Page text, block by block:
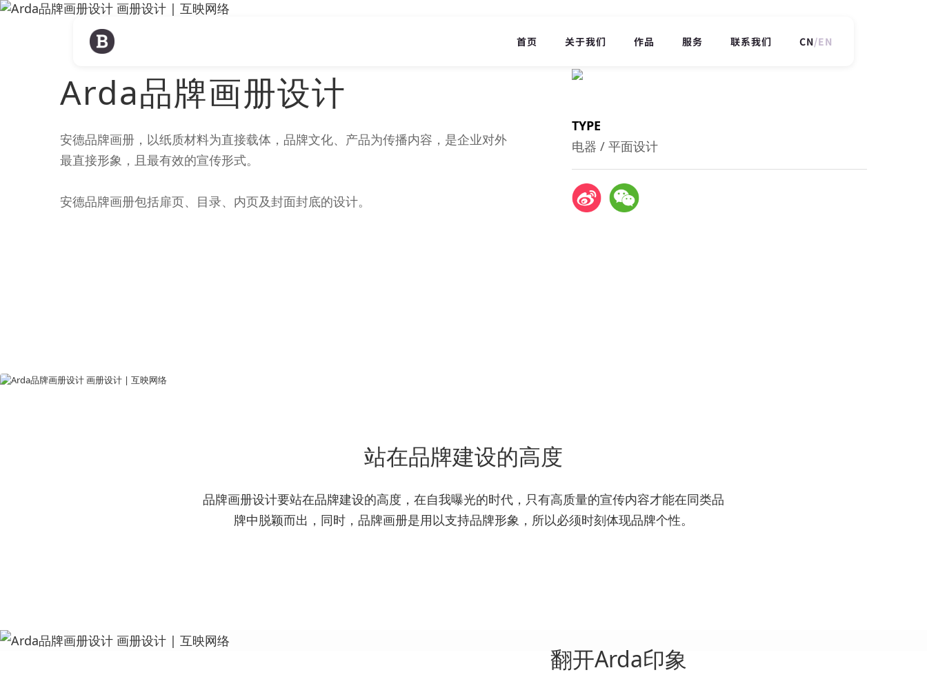
首页 关于我们 作品 服务 联系我们 CN/EN
Arda品牌画册设计
安德品牌画册，以纸质材料为直接载体，品牌文化、产品为传播内容，是企业对外
最直接形象，且最有效的宣传形式。
安德品牌画册包括扉页、目录、内页及封面封底的设计。
TYPE
电器 / 平面设计
站在品牌建设的高度
品牌画册设计要站在品牌建设的高度，在自我曝光的时代，只有高质量的宣传内容才能在同类品
牌中脱颖而出，同时，品牌画册是用以支持品牌形象，所以必须时刻体现品牌个性。
翻开Arda印象